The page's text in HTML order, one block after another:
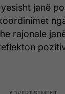
janë
rajonale